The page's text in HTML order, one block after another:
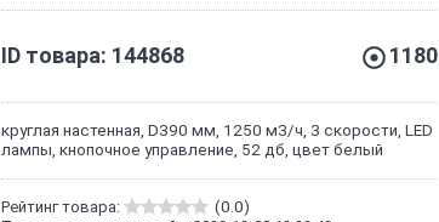
ID товара: 144868 1180
круглая настенная, D390 мм, 1250 м3/ч, 3 скорости, LED
лампы, кнопочное управление, 52 дб, цвет белый
Рейтинг товара:
(0.0)